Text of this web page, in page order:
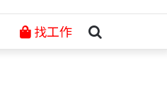
找工作